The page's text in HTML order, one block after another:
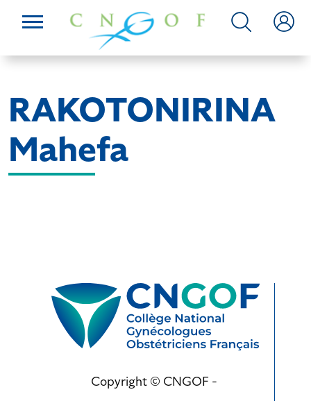
RAKOTONIRINA
Mahefa
Copyright © CNGOF -